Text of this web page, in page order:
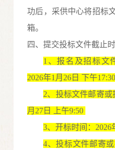
功后 ，采供中心将招标
箱。
四、提交投标文件截止
1 、报名及招标文
2026年1月26 日 下午17:30
2、投标文件邮寄或
月27 日 上午9:50
3、开标时间：2026
4、投标文件邮寄